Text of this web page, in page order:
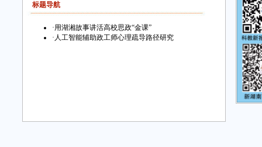
标题导航
·用湖湘故事讲活高校思政“金课”
· 人工智能辅助政工师心理疏导路径研究